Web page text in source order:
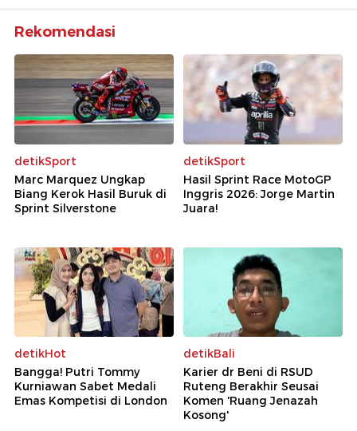
Rekomendasi
detikSport
Marc Marquez Ungkap
Biang Kerok Hasil Buruk di
Sprint Silverstone
detikSport
Hasil Sprint Race MotoGP
Inggris 2026: Jorge Martin
Juara!
detikHot
Bangga! Putri Tommy
Kurniawan Sabet Medali
Emas Kompetisi di London
detikBali
Karier dr Beni di RSUD
Ruteng Berakhir Seusai
Komen 'Ruang Jenazah
Kosong'